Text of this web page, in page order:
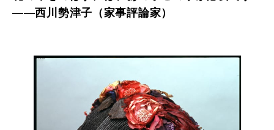
――西川勢津子（家事評論家）